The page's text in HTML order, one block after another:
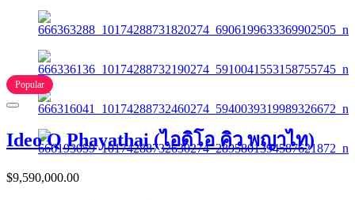
Popular
Ideo Q Phayathai (ไอดิโอ คิว พญาไท)
$9,590,000.00